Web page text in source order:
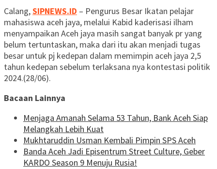
Calang,SIPNEWS.ID – Pengurus Besar Ikatan pelajar
mahasiswa aceh jaya, melalui Kabid kaderisasi ilham
menyampaikan Aceh jaya masih sangat banyak pr yang
belum tertuntaskan, maka dari itu akan menjadi tugas
besar untuk pj kedepan dalam memimpin aceh jaya 2,5
tahun kedepan sebelum terlaksana nya kontestasi politik
2024.(28/06).
Bacaan Lainnya
Menjaga Amanah Selama 53 Tahun, Bank Aceh Siap
Melangkah Lebih Kuat
Mukhtaruddin Usman Kembali Pimpin SPS Aceh
Banda Aceh Jadi Episentrum Street Culture, Geber
KARDO Season 9 Menuju Rusia!